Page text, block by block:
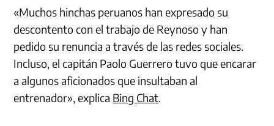
«Muchos hinchas peruanos han expresado su
descontento con el trabajo de Reynoso y han
pedido su renuncia a través de las redes sociales.
Incluso, el capitán Paolo Guerrero tuvo que encarar
a algunos aficionados que insultaban al
entrenador», explica Bing Chat.